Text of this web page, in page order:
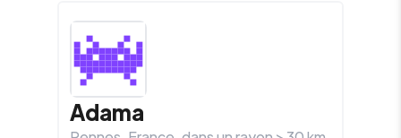
Adama